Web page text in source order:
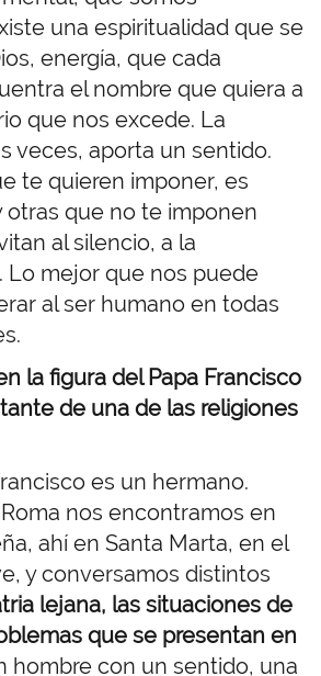
una espiritualidad que se
energía, que cada
el nombre que quiera a
que nos excede. La
veces, aporta un sentido.
te quieren imponer, es
otras que no te imponen
al silencio, a la
Lo mejor que nos puede
al ser humano en todas
la figura del Papa Francisco
de una de las religiones
es un hermano.
nos encontramos en
ahí en Santa Marta, en el
y conversamos distintos
lejana, las situaciones de
que se presentan en
hombre con un sentido, una